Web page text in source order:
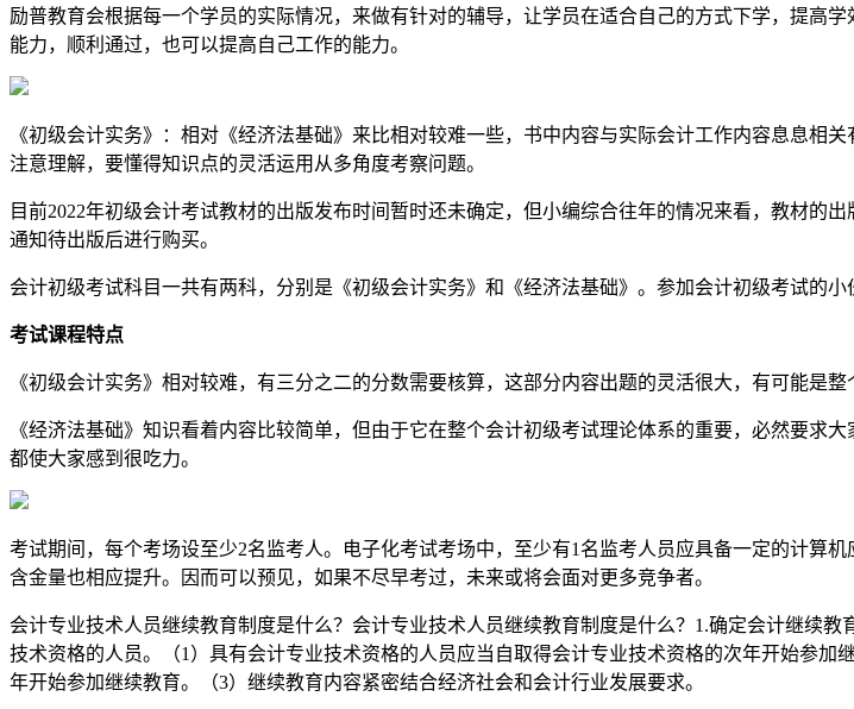
励普教育会根据每一个学员的实际情况，来做有针对的辅导，让学员在适合自己的方式下学，提高
能力，顺利通过，也可以提高自己工作的能力。
《初级会计实务》：相对《经济法基础》来比相对较难一些，书中内容与实际会计工作内容息息
注意理解，要懂得知识点的灵活运用从多角度考察问题。
目前2022年初级会计考试教材的出版发布时间暂时还未确定，但小编综合往年的情况来看，教材的
通知待出版后进行购买。
会计初级考试科目一共有两科，分别是《初级会计实务》和《经济法基础》。参加会计初级考试的
考试课程特点
《初级会计实务》相对较难，有三分之二的分数需要核算，这部分内容出题的灵活很大，有可能是整
《经济法基础》知识看着内容比较简单，但由于它在整个会计初级考试理论体系的重要，必然要
都使大家感到很吃力。
考试期间，每个考场设至少2名监考人。电子化考试考场中，至少有1名监考人员应具备一定的计算
含金量也相应提升。因而可以预见，如果不尽早考过，未来或将会面对更多竞争者。
会计专业技术人员继续教育制度是什么？会计专业技术人员继续教育制度是什么？1.确定会计继续
技术资格的人员。（1）具有会计专业技术资格的人员应当自取得会计专业技术资格的次年开始参
年开始参加继续教育。（3）继续教育内容紧密结合经济社会和会计行业发展要求。